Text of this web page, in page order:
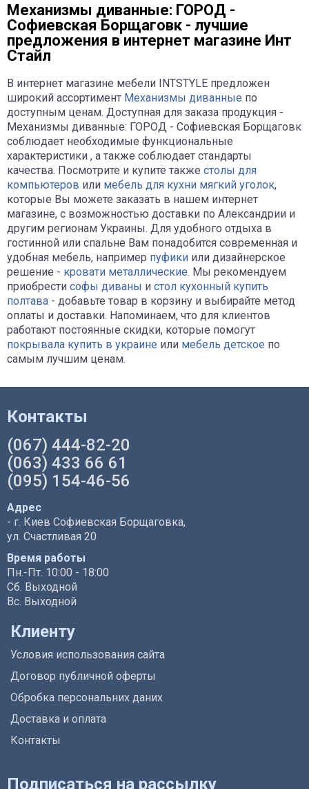
Механизмы диванные: ГОРОД -
Софиевская Борщаговк - лучшие
предложения в интернет магазине Инт
Стайл
В интернет магазине мебели INTSTYLE предложен
широкий ассортимент Механизмы диванные по
доступным ценам. Доступная для заказа продукция -
Механизмы диванные: ГОРОД - Софиевская Борщаговк
соблюдает необходимые функциональные
характеристики , а также соблюдает стандарты
качества. Посмотрите и купите также столы для
компьютеров или мебель для кухни мягкий уголок,
которые Вы можете заказать в нашем интернет
магазине, с возможностью доставки по Александрии и
другим регионам Украины. Для удобного отдыха в
гостинной или спальне Вам понадобится современная и
удобная мебель, например пуфики или дизайнерское
решение - кровати металлические. Мы рекомендуем
приобрести софы диваны и стол кухонный купить
полтава - добавьте товар в корзину и выбирайте метод
оплаты и доставки. Напоминаем, что для клиентов
работают постоянные скидки, которые помогут
покрывала купить в украине или мебель детское по
самым лучшим ценам.
Контакты
(067) 444-82-20
(063) 433 66 61
(095) 154-46-56
Адрес
- г. Киев Софиевская Борщаговка,
ул. Счастливая 20
Время работы
Пн.-Пт. 10:00 - 18:00
Сб. Выходной
Вс. Выходной
Клиенту
Условия использования сайта
Договор публичной оферты
Обробка персональних даних
Доставка и оплата
Контакты
Подписаться на рассылку